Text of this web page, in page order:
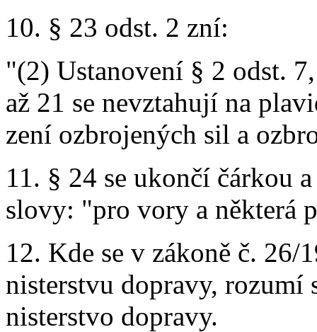
10. § 23 odst. 2 zní:
"(2) Ustanovení § 2 odst.
až 21 se nevztahují na
zení ozbrojených sil a
11. § 24 se ukončí čárkou
slovy: "pro vory a některá
12. Kde se v zákoně č.
nisterstvu dopravy, rozumí
nisterstvo dopravy.